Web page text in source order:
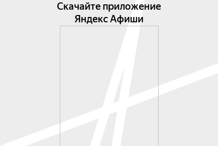
Скачайте приложение
Яндекс Афиши